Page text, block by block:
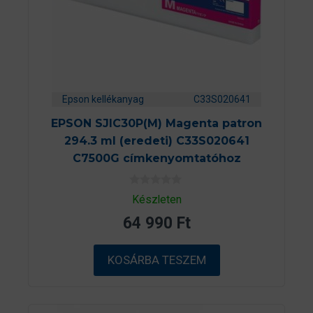
Epson kellékanyag C33S020641
EPSON SJIC30P(M) Magenta patron
294.3 ml (eredeti) C33S020641
C7500G címkenyomtatóhoz
0
a
5
b
ő
l
Készleten
64 990 Ft
KOSÁRBA TESZEM